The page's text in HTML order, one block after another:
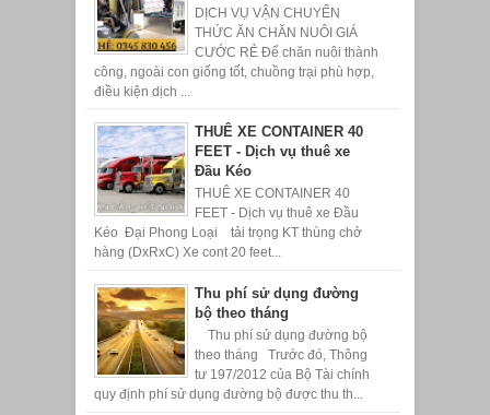
DỊCH VỤ VẬN CHUYỂN
THỨC ĂN CHĂN NUÔI GIÁ
CƯỚC RẺ Để chăn nuôi thành
công, ngoài con giống tốt, chuồng trại phù hợp,
điều kiện dịch ...
THUÊ XE CONTAINER 40
FEET - Dịch vụ thuê xe
Đầu Kéo
THUÊ XE CONTAINER 40
FEET - Dịch vụ thuê xe Đầu
Kéo Đại Phong Loại tải trọng KT thùng chở
hàng (DxRxC) Xe cont 20 feet...
Thu phí sử dụng đường
bộ theo tháng
Thu phí sử dụng đường bộ
theo tháng Trước đó, Thông
tư 197/2012 của Bộ Tài chính
quy định phí sử dụng đường bộ được thu th...